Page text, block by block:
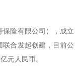
险有限公司），成立
合发起创建，目前公
元人民币。